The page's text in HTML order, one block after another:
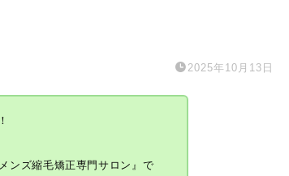
2025年10月13日
ンズ縮毛矯正専門サロン』で